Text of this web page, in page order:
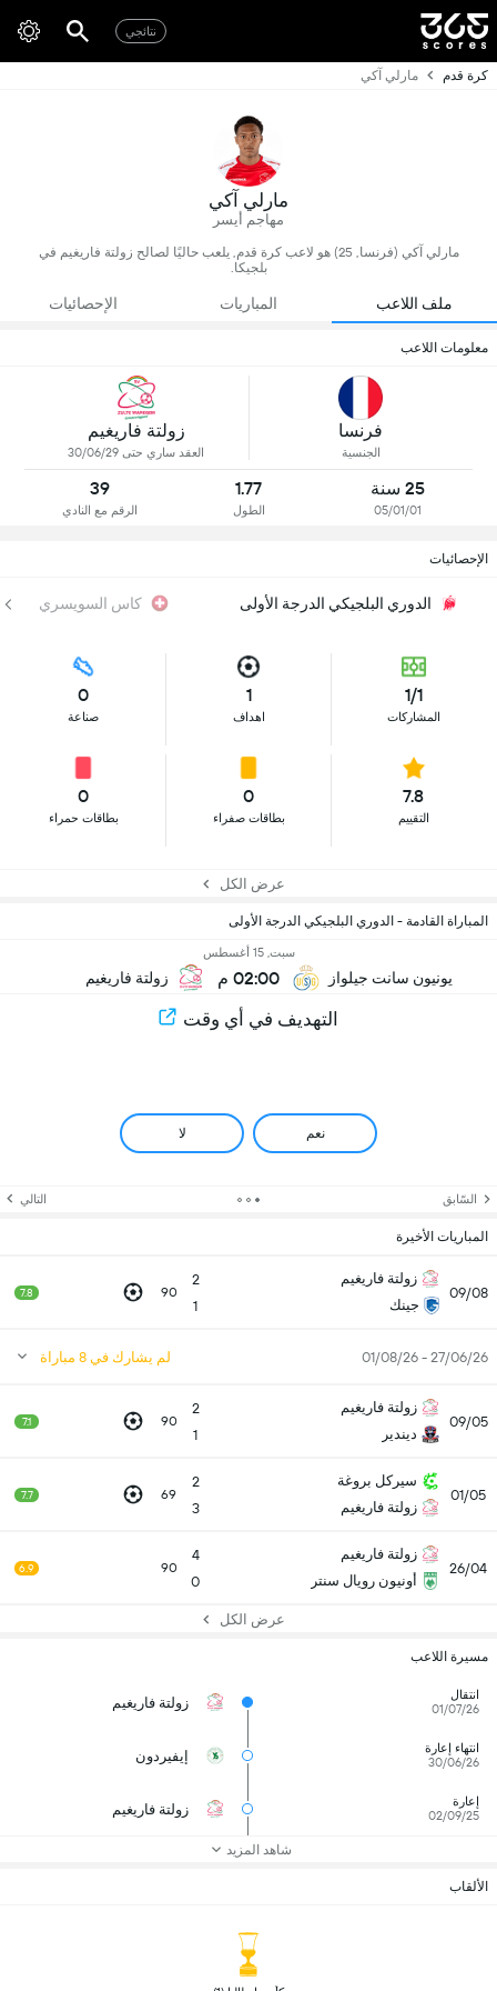
نتائجي
كرة قدم مارلي آكي
مارلي آكي
مهاجم أيسر
مارلي آكي (فرنسا, 25) هو لاعب كرة قدم, يلعب حاليًا لصالح زولتة فاريغيم في
بلجيكا.
ملف اللاعب المباريات الإحصائيات
معلومات اللاعب
فرنسا
الجنسية
زولتة فاريغيم
العقد ساري حتى 30/06/29
25 سنة
05/01/01
1.77
الطول
39
الرقم مع النادي
الإحصائيات
الدوري البلجيكي الدرجة الأولى كاس السويسري
1/1
المشاركات
1
اهداف
0
صناعة
7.8
التقييم
0
بطاقات صفراء
0
بطاقات حمراء
عرض الكل
المباراة القادمة - الدوري البلجيكي الدرجة الأولى
يونيون سانت جيلواز
سبت, 15 أغسطس
02:00 م زولتة فاريغيم
التهديف في أي وقت
نعم لا
السّابق التالي
المباريات الأخيرة
09/08
زولتة فاريغيم
جينك
2
1
90
7.8
27/06/26 - 01/08/26 لم يشارك في 8 مباراة
09/05
زولتة فاريغيم
ديندير
2
1
90
7.1
01/05
سيركل بروغة
زولتة فاريغيم
2
3
69
7.7
26/04
زولتة فاريغيم
أونيون رويال سنتر
4
0
90
6.9
عرض الكل
مسيرة اللاعب
انتقال
01/07/26
زولتة فاريغيم
انتهاء إعارة
30/06/26
إيفيردون
إعارة
02/09/25
زولتة فاريغيم
شاهد المزيد
الألقاب